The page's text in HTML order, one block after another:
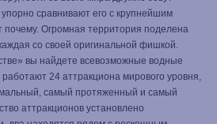
сравнивают его с крупнейшим
почему. Огромная территория поделена
со своей оригинальной фишкой.
вы найдете всевозможные водные
24 аттракциона мирового уровня,
самый протяженный и самый
аттракционов установлено